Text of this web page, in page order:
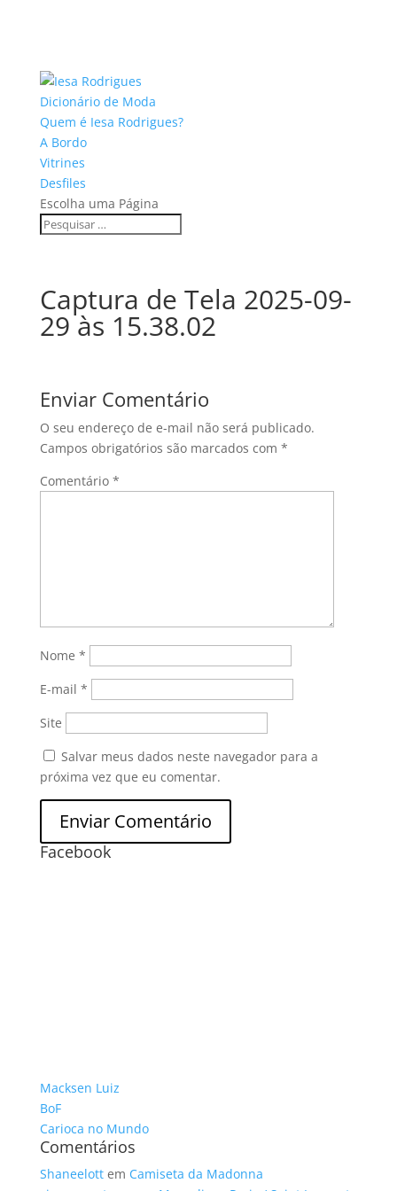
Dicionário de Moda
Quem é Iesa Rodrigues?
A Bordo
Vitrines
Desfiles
Escolha uma Página
Captura de Tela 2025-09-
29 às 15.38.02
Enviar Comentário
O seu endereço de e-mail não será publicado.
Campos obrigatórios são marcados com *
Comentário *
Nome *
E-mail *
Site
Salvar meus dados neste navegador para a
próxima vez que eu comentar.
Facebook
Macksen Luiz
BoF
Carioca no Mundo
Comentários
Shaneelottem Camiseta da Madonna